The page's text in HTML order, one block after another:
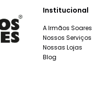
Institucional
A Irmãos Soares
Nossos Serviços
Nossas Lojas
Blog